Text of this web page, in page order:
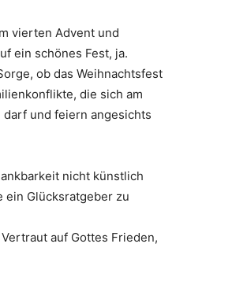
vierten Advent und
ein schönes Fest, ja.
ob das Weihnachtsfest
die sich am
und feiern angesichts
nicht künstlich
Glücksratgeber zu
auf Gottes Frieden,